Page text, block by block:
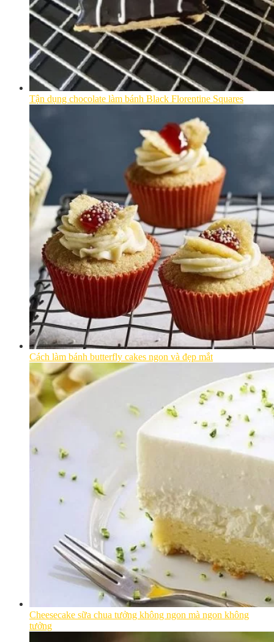
Tận dụng chocolate làm bánh Black Florentine Squares
Cách làm bánh butterfly cakes ngon và đẹp mắt
Cheesecake sữa chua tưởng không ngon mà ngon không
tưởng